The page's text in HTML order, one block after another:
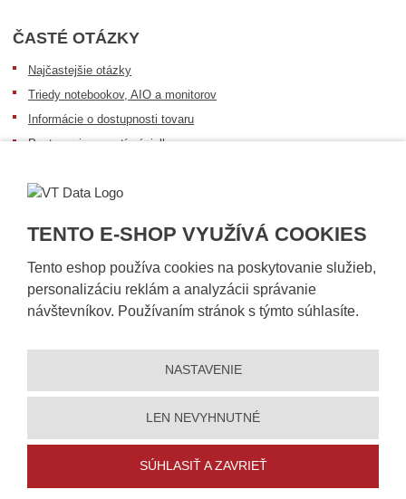
TENTO E-SHOP VYUŽÍVÁ COOKIES
Tento eshop používa cookies na poskytovanie služieb,
personalizáciu reklám a analyzácii správanie
návštevníkov. Používaním stránok s týmto súhlasíte.
NASTAVENIE
LEN NEVYHNUTNÉ
SÚHLASIŤ A ZAVRIEŤ
ČASTÉ OTÁZKY
Najčastejšie otázky
Triedy notebookov, AIO a monitorov
Informácie o dostupnosti tovaru
Postup pri prevzatí zásielky
Sledovanie zásielok
Vyhlásenie o prístupnosti |Ochrana osobných údajov |Mapa stránky |